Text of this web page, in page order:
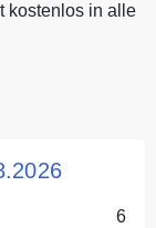
kostenlos in alle
6